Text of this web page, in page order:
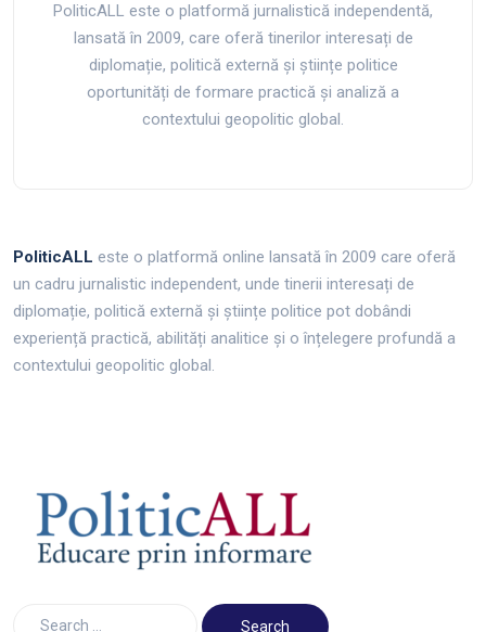
PoliticALL este o platformă jurnalistică independentă,
lansată în 2009, care oferă tinerilor interesați de
diplomație, politică externă și științe politice
oportunități de formare practică și analiză a
contextului geopolitic global.
PoliticALL este o platformă online lansată în 2009 care oferă
un cadru jurnalistic independent, unde tinerii interesați de
diplomație, politică externă și științe politice pot dobândi
experiență practică, abilități analitice și o înțelegere profundă a
contextului geopolitic global.